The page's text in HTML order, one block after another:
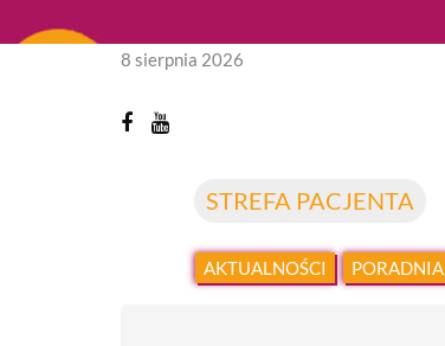
STREFA PACJENTA
8 sierpnia 2026
AKTUALNOŚCI PORADNIA